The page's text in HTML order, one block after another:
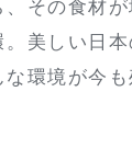
その食材
美しい日
環境が今も